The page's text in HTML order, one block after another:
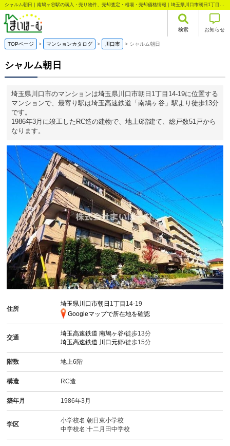
シャルム朝日｜南鳩ヶ谷駅の購入・売り物件、売却査定・相場・売却価格情報｜埼玉県川口市朝日1丁目のマンション情報｜まいほーむ
検索 お知らせ
TOPページ マンションカタログ 川口市 シャルム朝日
シャルム朝日
埼玉県川口市のマンションは埼玉県川口市朝日1丁目14-19に位置する
マンションで、最寄り駅は埼玉高速鉄道「南鳩ヶ谷」駅より徒歩13分
です。
1986年3月に竣工したRC造の建物で、地上6階建て、総戸数51戸から
なります。
住所
埼玉県川口市朝日 1丁目14-19
Googleマップで所在地を確認
交通
埼玉高速鉄道南鳩ヶ谷/徒歩13分
埼玉高速鉄道 川口元郷/徒歩15分
階数 地上6階
構造 RC造
築年月 1986年3月
学区
小学校名:朝日東小学校
中学校名:十二月田中学校